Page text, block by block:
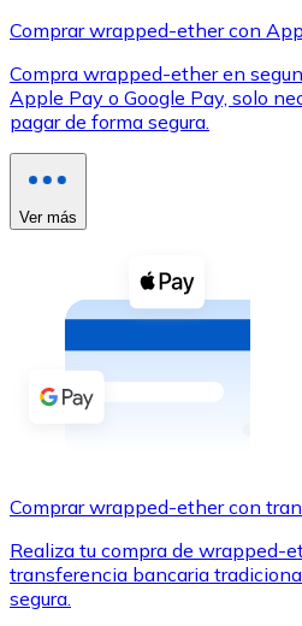
XRP
XRP
Ver todo
Compra criptomonedas
Comprar con efectivo
Transferencia SEPA
Utiliza tarjetas Visa y
Comprar con tarjeta
Comprar wrapped-ether con
Compra wrapped-ether en
Apple Pay o Google Pay, solo
pagar de forma segura.
Ver más
Comprar wrapped-ether con
Realiza tu compra de wrapped-
transferencia bancaria
segura.